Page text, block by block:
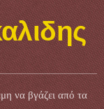
να βγάζει από τα